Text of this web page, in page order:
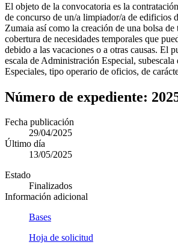
El objeto de la convocatoria es la
de concurso de un/a limpiador/a de edificios
Zumaia así como la creación de una bolsa de
cobertura de necesidades temporales que
debido a las vacaciones o a otras causas. El
escala de Administración Especial, subescala
Especiales, tipo operario de oficios, de
Número de expediente:
Fecha publicación
29/04/2025
Último día
13/05/2025
Estado
Finalizados
Información adicional
Bases
Hoja de solicitud